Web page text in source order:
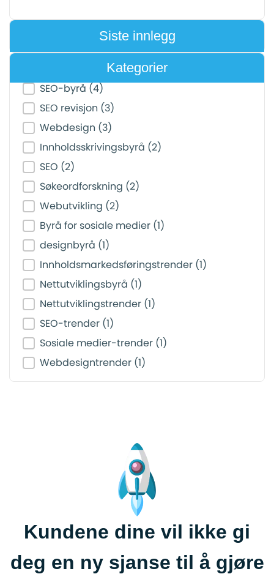
Siste innlegg
Kategorier
Post Category Filter
SEO-byrå (4)
SEO revisjon (3)
Webdesign (3)
Innholdsskrivingsbyrå (2)
SEO (2)
Søkeordforskning (2)
Webutvikling (2)
Byrå for sosiale medier (1)
designbyrå (1)
Innholdsmarkedsføringstrender (1)
Nettutviklingsbyrå (1)
Nettutviklingstrender (1)
SEO-trender (1)
Sosiale medier-trender (1)
Webdesigntrender (1)
Kundene dine vil ikke gi
deg en ny sjanse til å gjøre